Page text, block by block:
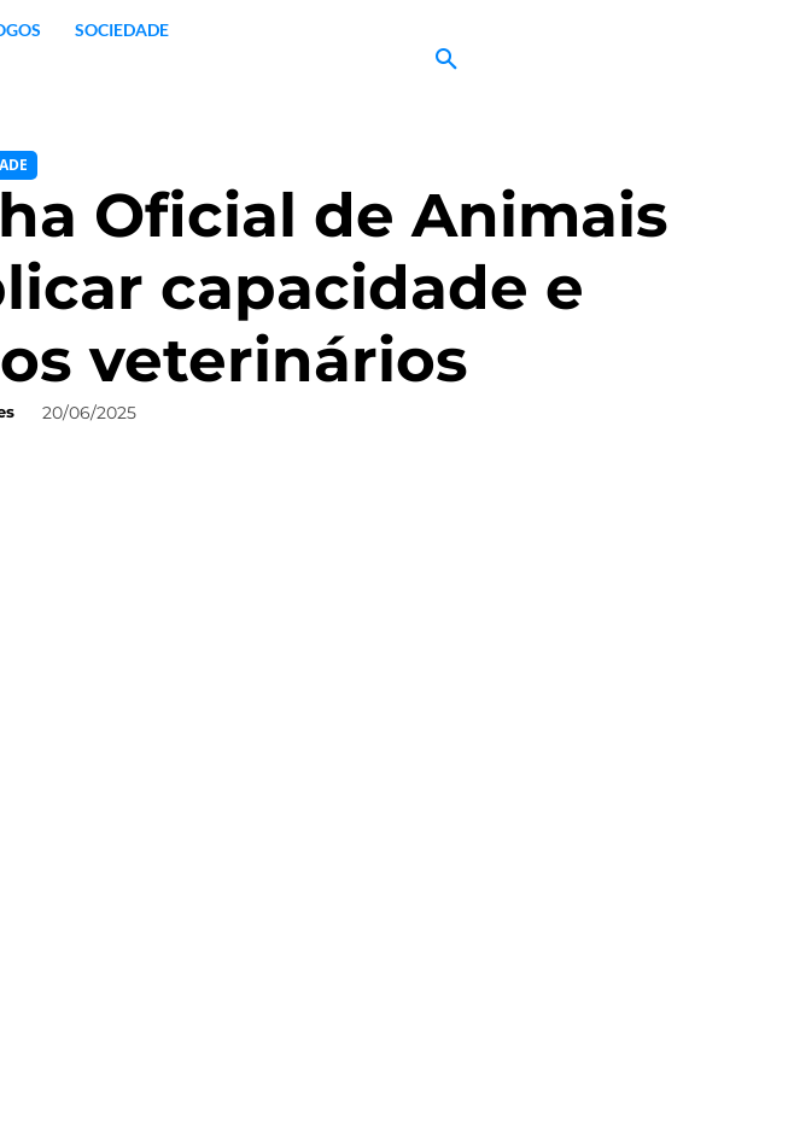
SOCIEDADE
Oficial de Animais
capacidade e
veterinários
20/06/2025